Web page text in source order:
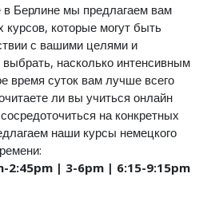
Берлине мы предлагаем вам
которые могут быть
с вашими целями и
насколько интенсивным
время суток вам лучше всего
ли вы учиться онлайн
на конкретных
наши курсы немецкого
2:45pm | 3-6pm | 6:15-9:15pm